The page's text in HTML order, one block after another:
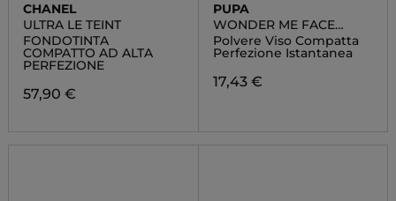
CHANEL
ULTRA LE TEINT
FONDOTINTA
COMPATTO AD ALTA
PERFEZIONE
57,90 €
PUPA
WONDER ME FACE
FILTER POWDER
Polvere Viso Compatta
Perfezione Istantanea
17,43 €